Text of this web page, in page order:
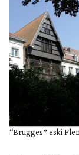
“Brugges” eski